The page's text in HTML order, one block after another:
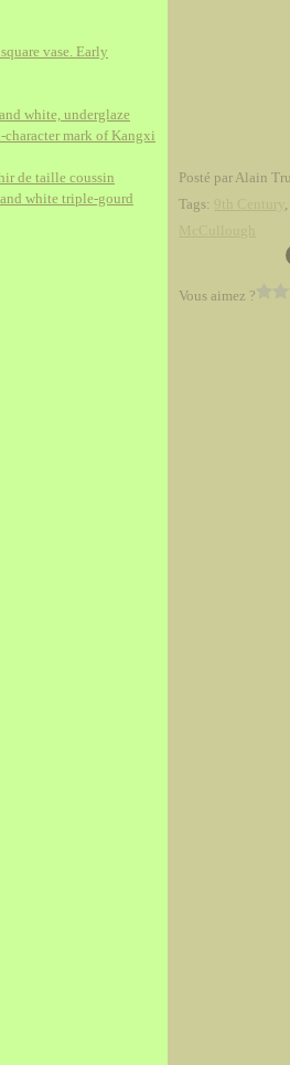
vase. Early
white, underglaze
character mark of Kangxi
de taille coussin
white triple-gourd
Posté par Alain
Tags:
,
Vous aimez ?